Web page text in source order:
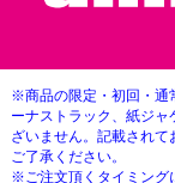
※商品の限定・初回・通
ーナストラック、紙ジ
ざいません。記載され
ご了承ください。
※ご注文頂くタイミング